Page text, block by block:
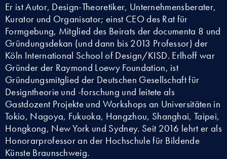
Er ist Autor, Design-Theoretiker, Unternehmensberater,
Kurator und Organisator; einst CEO des Rat für
Formgebung, Mitglied des Beirats der documenta 8 und
Gründungsdekan (und dann bis 2013 Professor) der
Köln International School of Design/KISD. Erlhoff war
Gründer der Raymond Loewy Foundation, ist
Gründungsmitglied der Deutschen Gesellschaft für
Designtheorie und -forschung und leitete als
Gastdozent Projekte und Workshops an Universitäten in
Tokio, Nagoya, Fukuoka, Hangzhou, Shanghai, Taipei,
Hongkong, New York und Sydney. Seit 2016 lehrt er als
Honorarprofessor an der Hochschule für Bildende
Künste Braunschweig.